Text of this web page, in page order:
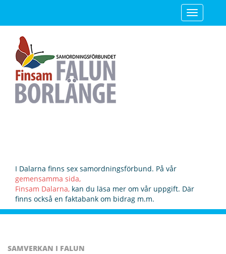
Toggle
I Dalarna finns sex samordningsförbund. På vår
gemensamma sida,
Finsam Dalarna, kan du läsa mer om vår uppgift. Där
finns också en faktabank om bidrag m.m.
SAMVERKAN I FALUN